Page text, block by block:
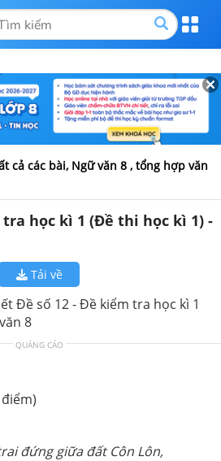
cả các bài, Ngữ văn 8 , tổng hợp văn
học kì 1 (Đề thi học kì 1) -
Tải về
Đề số 12 - Đề kiểm tra học kì 1
8
QUẢNG CÁO
đứng giữa đất Côn Lôn,